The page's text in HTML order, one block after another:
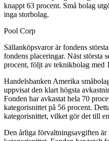
knappt 63 procent. Små bolag
inga storbolag.
Pool Corp
Sällanköpsvaror är fondens
fondens placeringar. Näst största
procent, följt av teknikbolag med
Handelsbanken Amerika
uppvisat den klart högsta
Fonden har avkastat hela 70
kategorisnittet på 56 procent.
kategorisnittet, vilket gör det till
Den årliga förvaltningsavgiften